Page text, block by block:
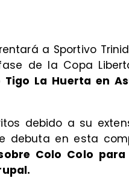
a Sportivo
de la Copa
Tigo La Huerta en
debido a su
debuta en esta
Colo Colo